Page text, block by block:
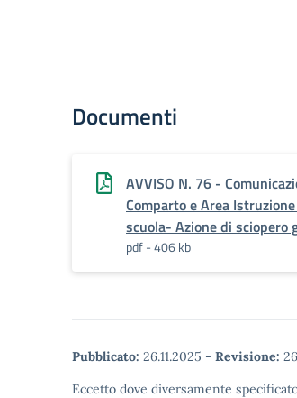
Documenti
AVVISO N. 76 -
Comparto e Area
scuola- Azione di sciopero
pdf - 406 kb
Pubblicato: 26.11.2025 - Revisione:
Eccetto dove diversamente